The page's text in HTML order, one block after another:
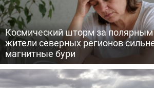
Космический шторм за
жители северных регионов
магнитные бури